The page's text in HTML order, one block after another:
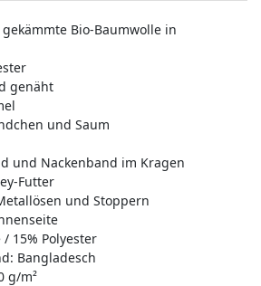
Bio-Baumwolle in
genäht
und Saum
und Nackenband im Kragen
Futter
und Stoppern
15% Polyester
Bangladesch
g/m²